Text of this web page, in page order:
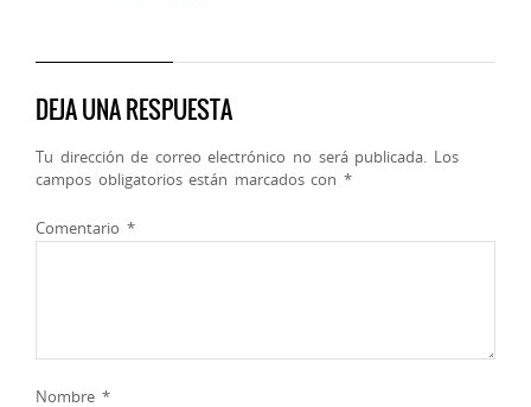
DEJA UNA RESPUESTA
Tu dirección de correo electrónico no será publicada. Los
campos obligatorios están marcados con *
Comentario *
Nombre *